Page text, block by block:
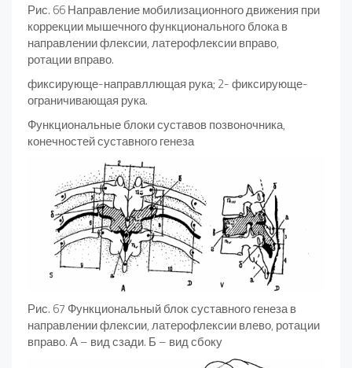
Рис. 66 Направление мобилизационного движения при
коррекции мышечного функционального блока в
направлении флексии, латерофлексии вправо,
ротации вправо.
фиксирующе-направллющая рука; 2- фиксирующе-
ограничивающая рука.
Функциональные блоки суставов позвоночника,
конечностей суставного генеза
Рис. 67 Функциональный блок суставного генеза в
направлении флексии, латерофлексии влево, ротации
вправо. А – вид сзади. Б – вид сбоку